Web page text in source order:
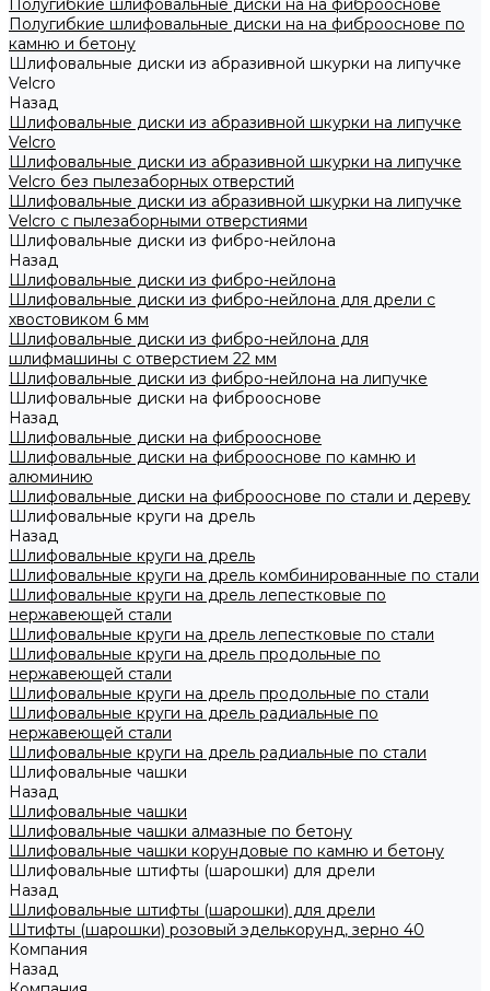
Полугибкие шлифовальные диски на на фиброоснове
Полугибкие шлифовальные диски на на фиброоснове по
камню и бетону
Шлифовальные диски из абразивной шкурки на липучке
Velcro
Назад
Шлифовальные диски из абразивной шкурки на липучке
Velcro
Шлифовальные диски из абразивной шкурки на липучке
Velcro без пылезаборных отверстий
Шлифовальные диски из абразивной шкурки на липучке
Velcro с пылезаборными отверстиями
Шлифовальные диски из фибро-нейлона
Назад
Шлифовальные диски из фибро-нейлона
Шлифовальные диски из фибро-нейлона для дрели с
хвостовиком 6 мм
Шлифовальные диски из фибро-нейлона для
шлифмашины с отверстием 22 мм
Шлифовальные диски из фибро-нейлона на липучке
Шлифовальные диски на фиброоснове
Назад
Шлифовальные диски на фиброоснове
Шлифовальные диски на фиброоснове по камню и
алюминию
Шлифовальные диски на фиброоснове по стали и дереву
Шлифовальные круги на дрель
Назад
Шлифовальные круги на дрель
Шлифовальные круги на дрель комбинированные по стали
Шлифовальные круги на дрель лепестковые по
нержавеющей стали
Шлифовальные круги на дрель лепестковые по стали
Шлифовальные круги на дрель продольные по
нержавеющей стали
Шлифовальные круги на дрель продольные по стали
Шлифовальные круги на дрель радиальные по
нержавеющей стали
Шлифовальные круги на дрель радиальные по стали
Шлифовальные чашки
Назад
Шлифовальные чашки
Шлифовальные чашки алмазные по бетону
Шлифовальные чашки корундовые по камню и бетону
Шлифовальные штифты (шарошки) для дрели
Назад
Шлифовальные штифты (шарошки) для дрели
Штифты (шарошки) розовый эделькорунд, зерно 40
Компания
Назад